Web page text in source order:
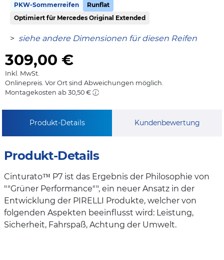
PKW-Sommerreifen
Runflat
Optimiert für Mercedes Original Extended
> siehe andere Dimensionen für diesen Reifen
309,00 €
Inkl. MwSt.
Onlinepreis. Vor Ort sind Abweichungen möglich.
Montagekosten ab 30,50 €
Produkt-Details Kundenbewertung
Produkt-Details
Cinturato™ P7 ist das Ergebnis der Philosophie von
""Grüner Performance"", ein neuer Ansatz in der
Entwicklung der PIRELLI Produkte, welcher von
folgenden Aspekten beeinflusst wird: Leistung,
Sicherheit, Fahrspaß, Achtung der Umwelt.